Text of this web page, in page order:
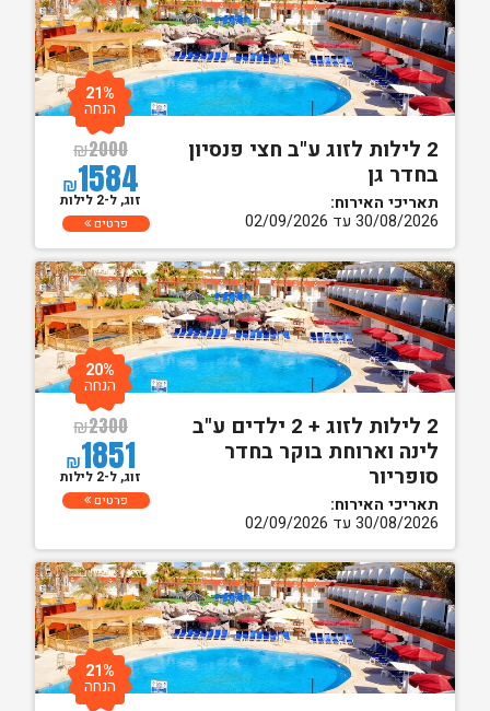
2 לילות לזוג ע"ב חצי פנסיון
בחדר גן
תאריכי האירוח:
30/08/2026 עד 02/09/2026
₪2000
₪1584
21%
הנחה
זוג, ל-2 לילות
פרטים
2 לילות לזוג + 2 ילדים ע"ב
לינה וארוחת בוקר בחדר
סופריור
תאריכי האירוח:
30/08/2026 עד 02/09/2026
₪2300
₪1851
20%
הנחה
זוג, ל-2 לילות
פרטים
21%
הנחה